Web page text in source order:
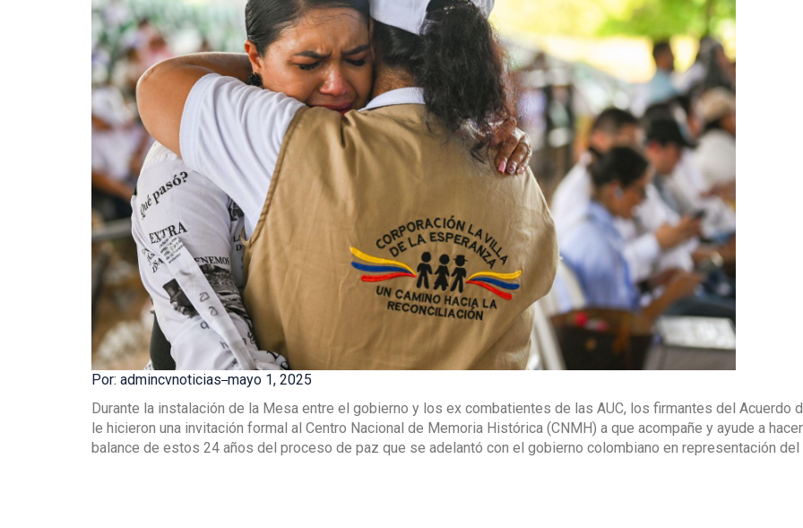
Por: admincvnoticias mayo 1, 2025
Durante la instalación de la Mesa entre el gobierno y los ex combatientes de las AUC, los firmantes del Acuerdo
le hicieron una invitación formal al Centro Nacional de Memoria Histórica (CNMH) a que acompañe y ayude a hacer
balance de estos 24 años del proceso de paz que se adelantó con el gobierno colombiano en representación del